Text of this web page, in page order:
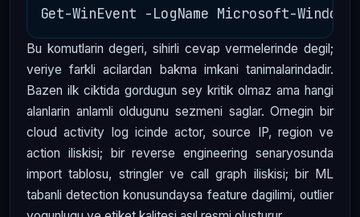
Bu komutlarin degeri, sihirli cevap vermelerinde degil;
veriye farkli acilardan bakma imkani tanimalarindadir.
Bazen ilk ciktida gordugun sey kritik olmaz ama hangi
alanlarin anlamli oldugunu sezmeni saglar. Ornegin bir
cloud activity log icinde actor, source IP, region ve
action iliskisi; bir reverse engineering senaryosunda
import tablosu, stringler ve call graph iliskisi; bir ML
tabanli detection konusundaysa feature dagilimi, outlier